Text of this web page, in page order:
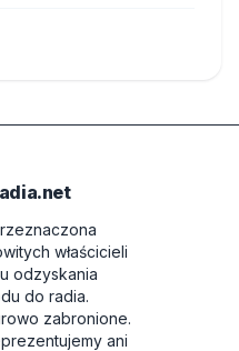
właścicieli
odzyskania
do radia.
zabronione.
ani